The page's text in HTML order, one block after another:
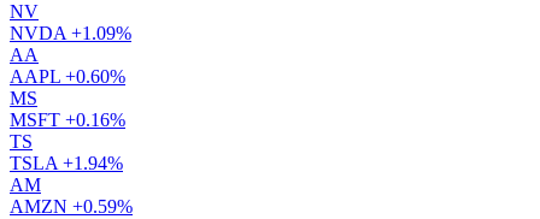
NV
NVDA +1.09%
AA
AAPL +0.60%
MS
MSFT +0.16%
TS
TSLA +1.94%
AM
AMZN +0.59%